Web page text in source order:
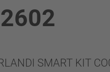
SMART KIT